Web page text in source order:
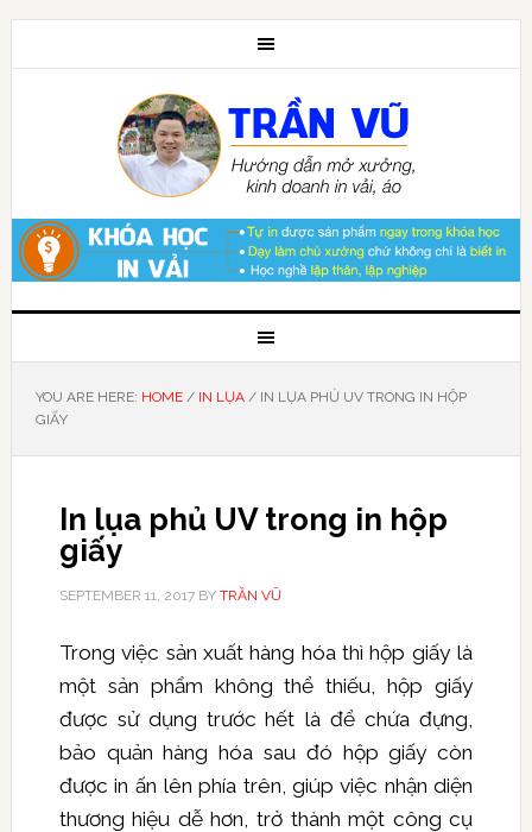
YOU ARE HERE: HOME / IN LỤA /IN LỤA PHỦ UV TRONG IN HỘP
GIẤY
In lụa phủ UV trong in hộp
giấy
SEPTEMBER 11, 2017BY TRẦN VŨ
Trong việc sản xuất hàng hóa thì hộp giấy là
một sản phẩm không thể thiếu, hộp giấy
được sử dụng trước hết là để chứa đựng,
bảo quản hàng hóa sau đó hộp giấy còn
được in ấn lên phía trên, giúp việc nhận diện
thương hiệu dễ hơn, trở thành một công cụ